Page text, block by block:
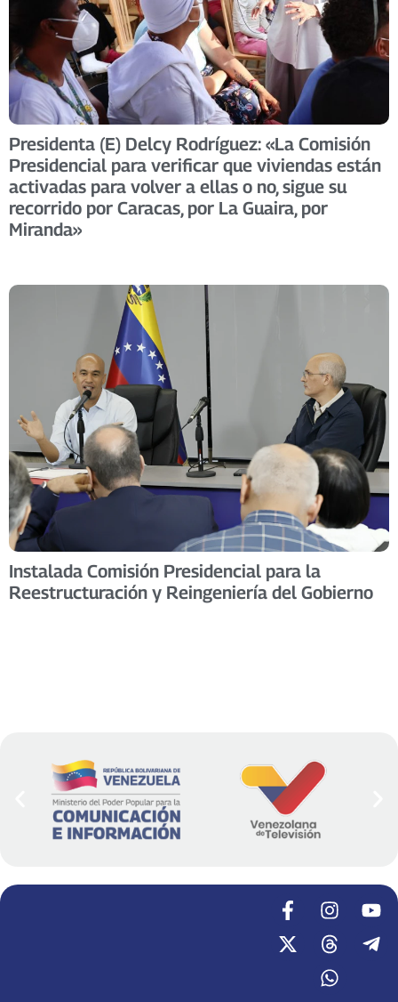
Presidenta (E) Delcy Rodríguez: «La Comisión
Presidencial para verificar que viviendas están
activadas para volver a ellas o no, sigue su
recorrido por Caracas, por La Guaira, por
Miranda»
Instalada Comisión Presidencial para la
Reestructuración y Reingeniería del Gobierno